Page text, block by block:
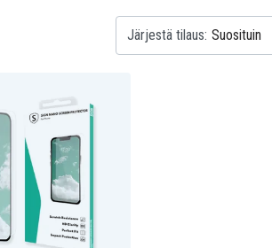
Järjestä tilaus: